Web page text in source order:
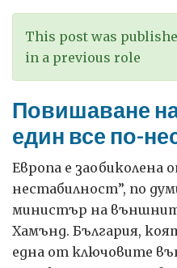
This post was
in a previous role
Повишаване
един все по-
Европа е заобиколена
нестабилност”, по
министър на
Хамънд. България,
една от ключовите